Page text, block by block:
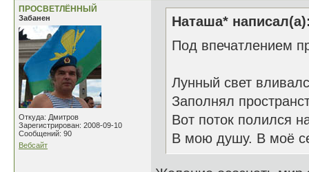
ПРОСВЕТЛЁННЫЙ
Забанен
Откуда: Дмитров
Зарегистрирован: 2008-09-10
Сообщений: 90
Вебсайт
Наташа*
Под впечатлением
Лунный свет
Заполнял
Вот поток полился
В мою душу. В моё